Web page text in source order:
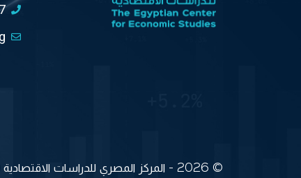
© 2026 - المركز المصري للدراسات الاقتصادية (ECES) جميع الحقوق محفوظة